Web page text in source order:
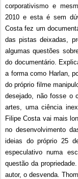
corporativismo e
2010 e esta é sem
Costa fez um
das pistas deixadas,
algumas questões
do documentário.
a forma como Harlan,
do próprio filme
desejado, não fosse o
artes, uma ciência
Filipe Costa vai mais
no desenvolvimento
ideias do próprio 25
especulativo numa
questão da
autor, o desvenda.